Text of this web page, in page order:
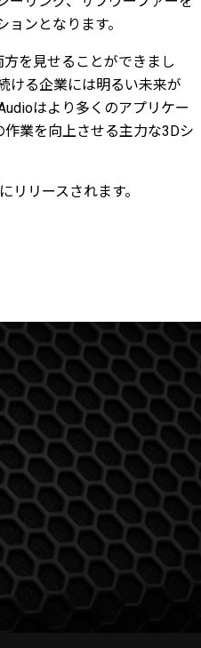
ンとなります。
を見せることができまし
ける企業には明るい未来が
はより多くのアプリケー
業を向上させる主力な3Dシ
リリースされます。